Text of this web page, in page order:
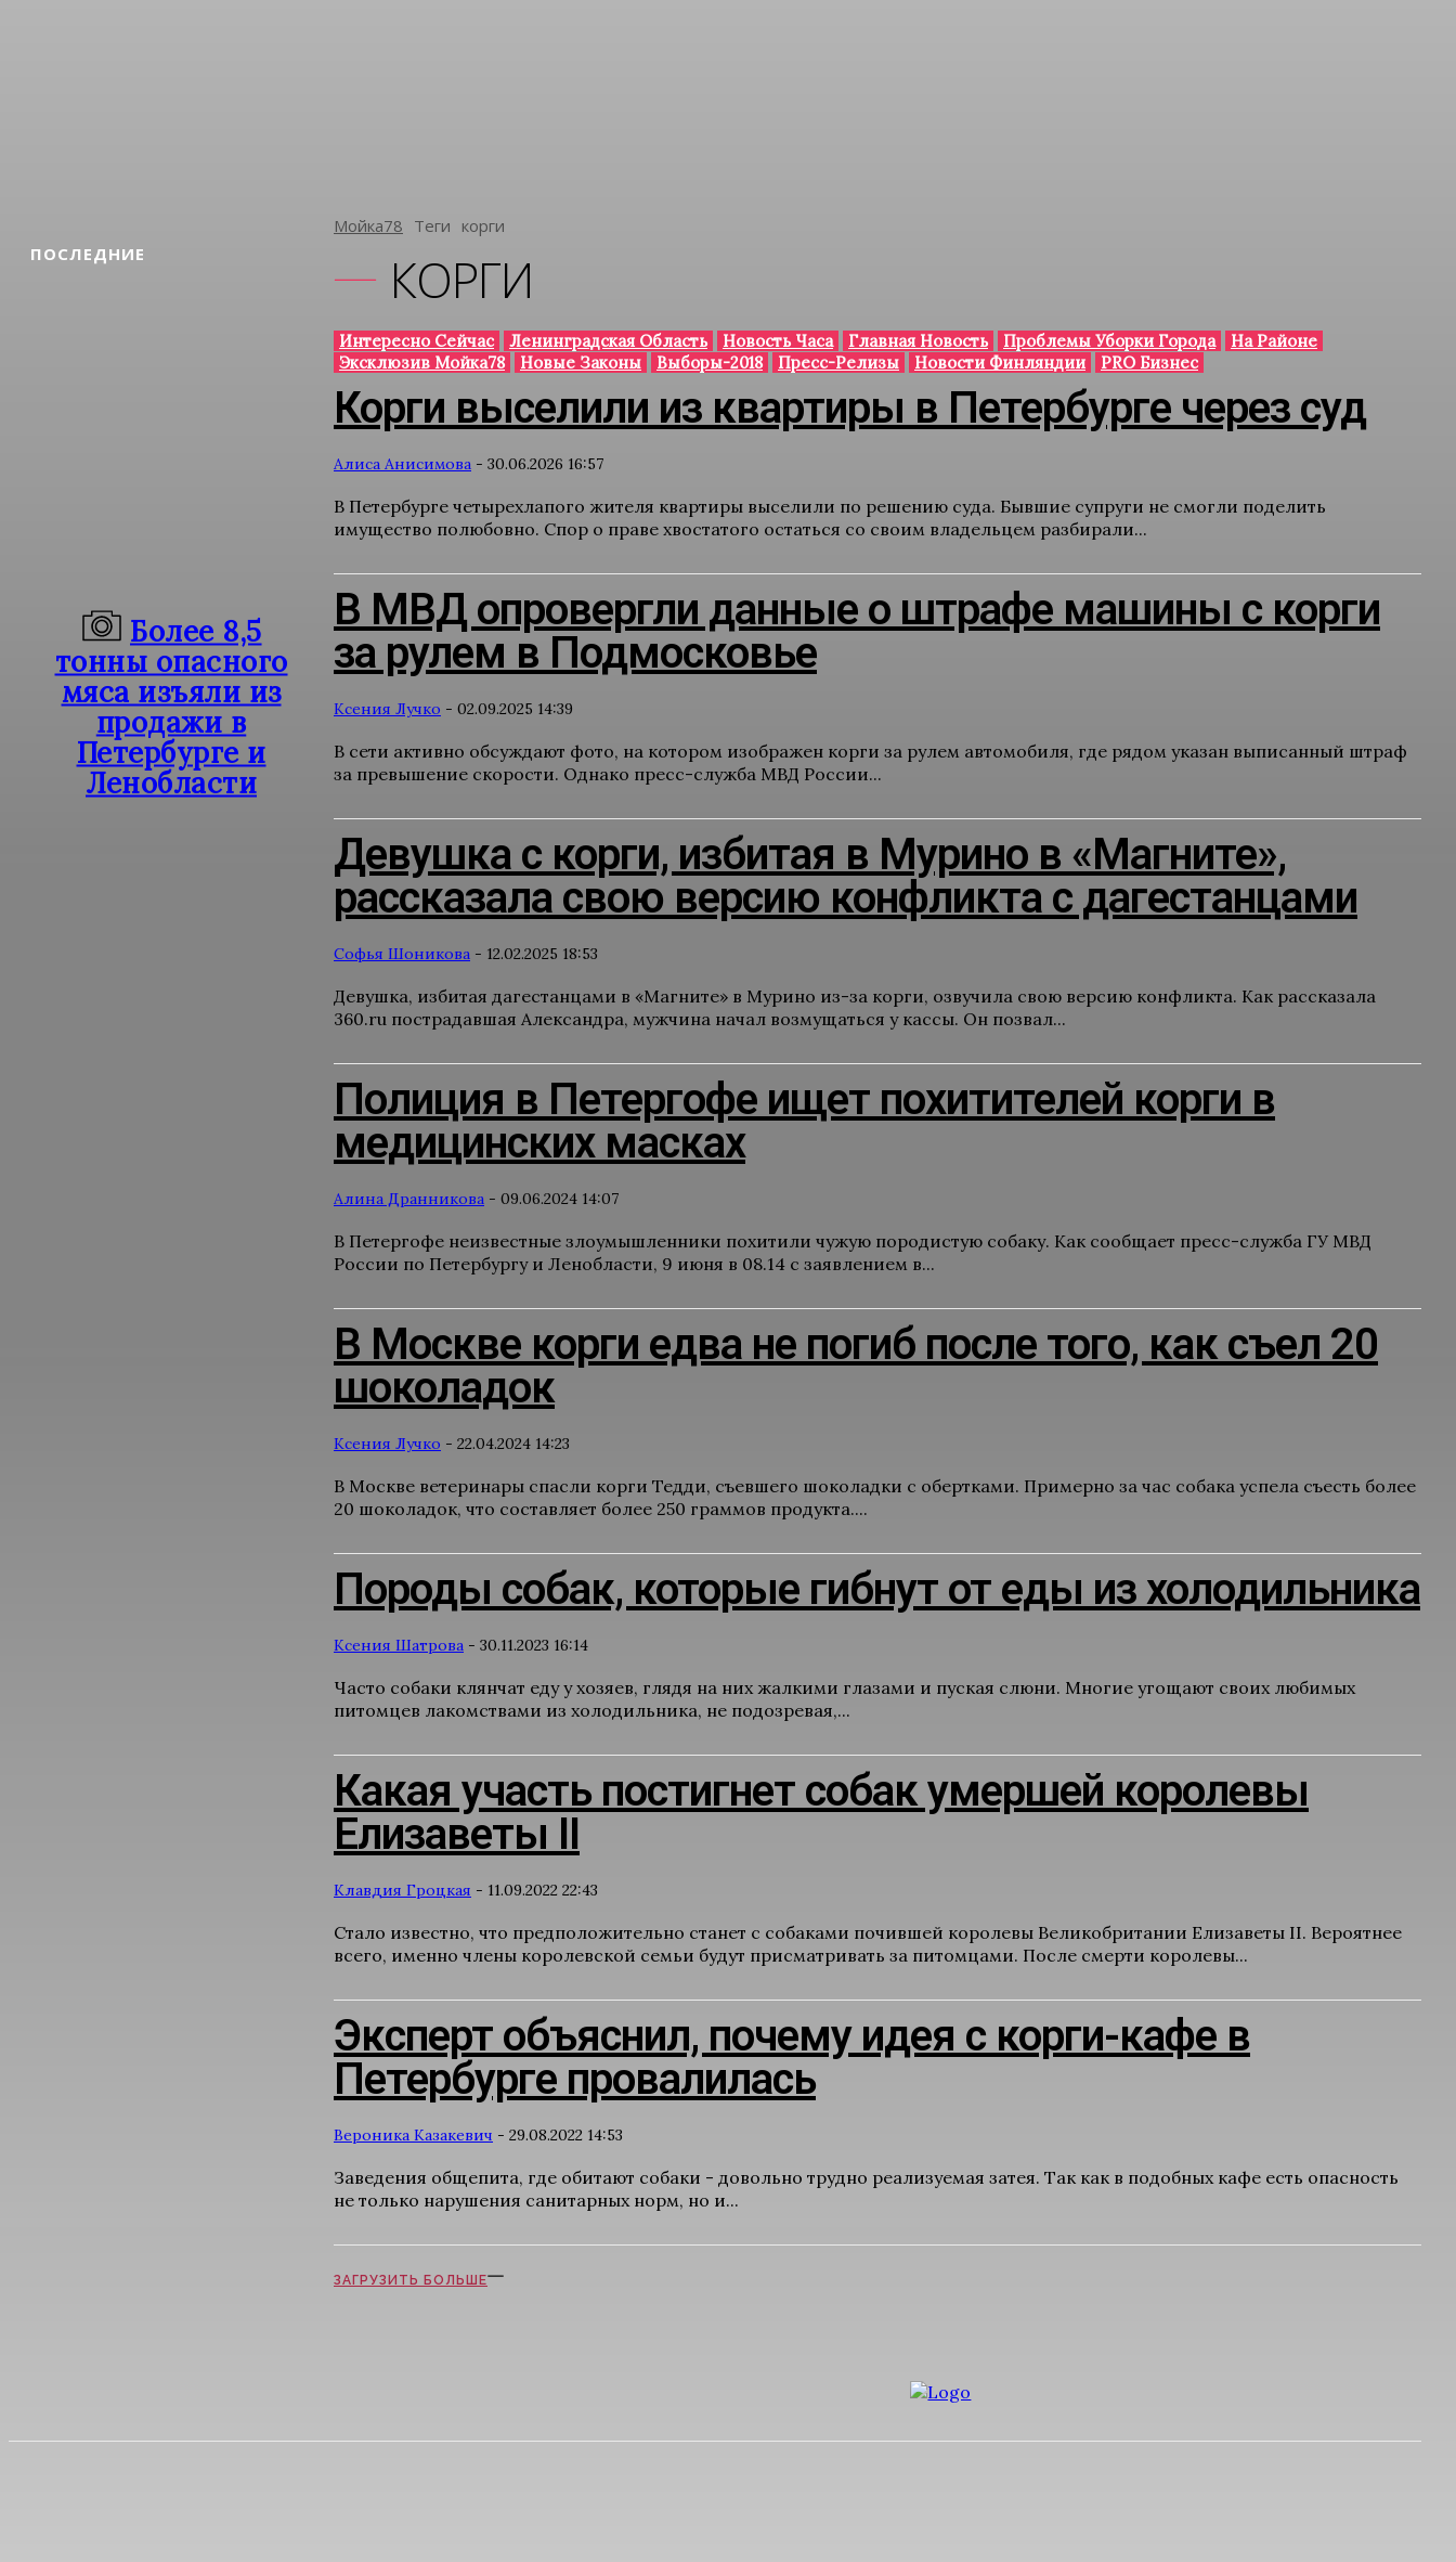
ПОСЛЕДНИЕ
Более 8,5
тонны опасного
мяса изъяли из
продажи в
Петербурге и
Ленобласти
Мойка78 Теги Корги
КОРГИ
Интересно Сейчас Ленинградская Область Новость Часа Главная Новость Проблемы Уборки Города
На Районе
Эксклюзив Мойка78
Новые Законы Выборы-2018 Пресс-Релизы Новости Финляндии PRO Бизнес
Корги выселили из квартиры в Петербурге через суд
Алиса Анисимова - 30.06.2026 16:57
В Петербурге четырехлапого жителя квартиры выселили по решению суда. Бывшие супруги не смогли поделить
имущество полюбовно. Спор о праве хвостатого остаться со своим владельцем разбирали...
В МВД опровергли данные о штрафе машины с корги
за рулем в Подмосковье
Ксения Лучко - 02.09.2025 14:39
В сети активно обсуждают фото, на котором изображен корги за рулем автомобиля, где рядом указан выписанный штраф
за превышение скорости. Однако пресс-служба МВД России...
Девушка с корги, избитая в Мурино в «Магните»,
рассказала свою версию конфликта с дагестанцами
Софья Шоникова - 12.02.2025 18:53
Девушка, избитая дагестанцами в «Магните» в Мурино из-за корги, озвучила свою версию конфликта. Как рассказала
360.ru пострадавшая Александра, мужчина начал возмущаться у кассы. Он позвал...
Полиция в Петергофе ищет похитителей корги в
медицинских масках
Алина Дранникова - 09.06.2024 14:07
В Петергофе неизвестные злоумышленники похитили чужую породистую собаку. Как сообщает пресс-служба ГУ МВД
России по Петербургу и Ленобласти, 9 июня в 08.14 с заявлением в...
В Москве корги едва не погиб после того, как съел 20
шоколадок
Ксения Лучко - 22.04.2024 14:23
В Москве ветеринары спасли корги Тедди, съевшего шоколадки с обертками. Примерно за час собака успела съесть более
20 шоколадок, что составляет более 250 граммов продукта....
Породы собак, которые гибнут от еды из холодильника
Ксения Шатрова - 30.11.2023 16:14
Часто собаки клянчат еду у хозяев, глядя на них жалкими глазами и пуская слюни. Многие угощают своих любимых
питомцев лакомствами из холодильника, не подозревая,...
Какая участь постигнет собак умершей королевы
Елизаветы II
Клавдия Гроцкая - 11.09.2022 22:43
Стало известно, что предположительно станет с собаками почившей королевы Великобритании Елизаветы II. Вероятнее
всего, именно члены королевской семьи будут присматривать за питомцами. После смерти королевы...
Эксперт объяснил, почему идея с корги-кафе в
Петербурге провалилась
Вероника Казакевич - 29.08.2022 14:53
Заведения общепита, где обитают собаки - довольно трудно реализуемая затея. Так как в подобных кафе есть опасность
не только нарушения санитарных норм, но и...
ЗАГРУЗИТЬ БОЛЬШЕ